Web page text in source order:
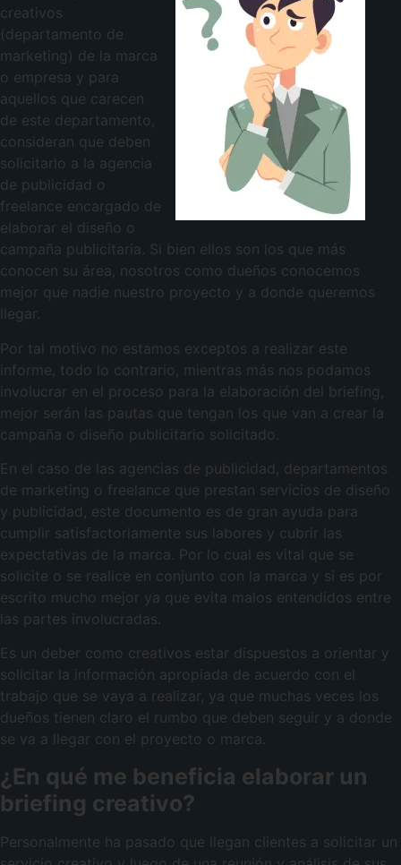
creativos
(departamento de
marketing) de la marca
o empresa y para
aquellos que carecen
de este departamento,
consideran que deben
solicitarlo a la agencia
de publicidad o
freelance encargado de
elaborar el diseño o
campaña publicitaria. Si bien ellos son los que más
conocen su área, nosotros como dueños conocemos
mejor que nadie nuestro proyecto y a donde queremos
llegar.
Por tal motivo no estamos exceptos a realizar este
informe, todo lo contrario, mientras más nos podamos
involucrar en el proceso para la elaboración del briefing,
mejor serán las pautas que tengan los que van a crear la
campaña o diseño publicitario solicitado.
En el caso de las agencias de publicidad, departamentos
de marketing o freelance que prestan servicios de diseño
y publicidad, este documento es de gran ayuda para
cumplir satisfactoriamente sus labores y cubrir las
expectativas de la marca. Por lo cual es vital que se
solicite o se realice en conjunto con la marca y si es por
escrito mucho mejor ya que evita malos entendidos entre
las partes involucradas.
Es un deber como creativos estar dispuestos a orientar y
solicitar la información apropiada de acuerdo con el
trabajo que se vaya a realizar, ya que muchas veces los
dueños tienen claro el rumbo que deben seguir y a donde
se va a llegar con el proyecto o marca.
¿En qué me beneficia elaborar un
briefing creativo?
Personalmente ha pasado que llegan clientes a solicitar un